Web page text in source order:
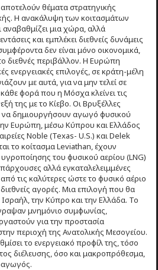
θέματα στρατηγικής
Η ανακάλυψη των κοιτασμάτων
αναβαθμίζει μια χώρα, αλλά
και εμπλέκει διεθνείς δυνάμεις
δεν είναι μόνο οικονομικά,
διεθνές περιβάλλον. Η Ευρώπη
ενεργειακές επιλογές, σε κράτη-μέλη
με αυτά, για να μην τελεί σε
φορά που η Μόσχα κλείνει τις
της με το Κίεβο. Οι Βρυξέλλες
να δημιουργήσουν αγωγό φυσικού
Ευρώπη, μέσω Κύπρου και Ελλάδος
Noble (Texas- U.S.) και Delek
το κοίτασμα Leviathan, έχουν
υγροποίησης του φυσικού αερίου (LNG)
αλλά εγκαταλελειμμένες
από τις καλύτερες ώστε το φυσικό αέριο
αγορές. Μια επιλογή που θα
την Κύπρο και την Ελλάδα. Το
μνημόνιο συμφωνίας,
για την προστασία
περιοχή της Ανατολικής Μεσογείου.
το ενεργειακό προφίλ της, τόσο
διέλευσης, όσο και μακροπρόθεσμα,